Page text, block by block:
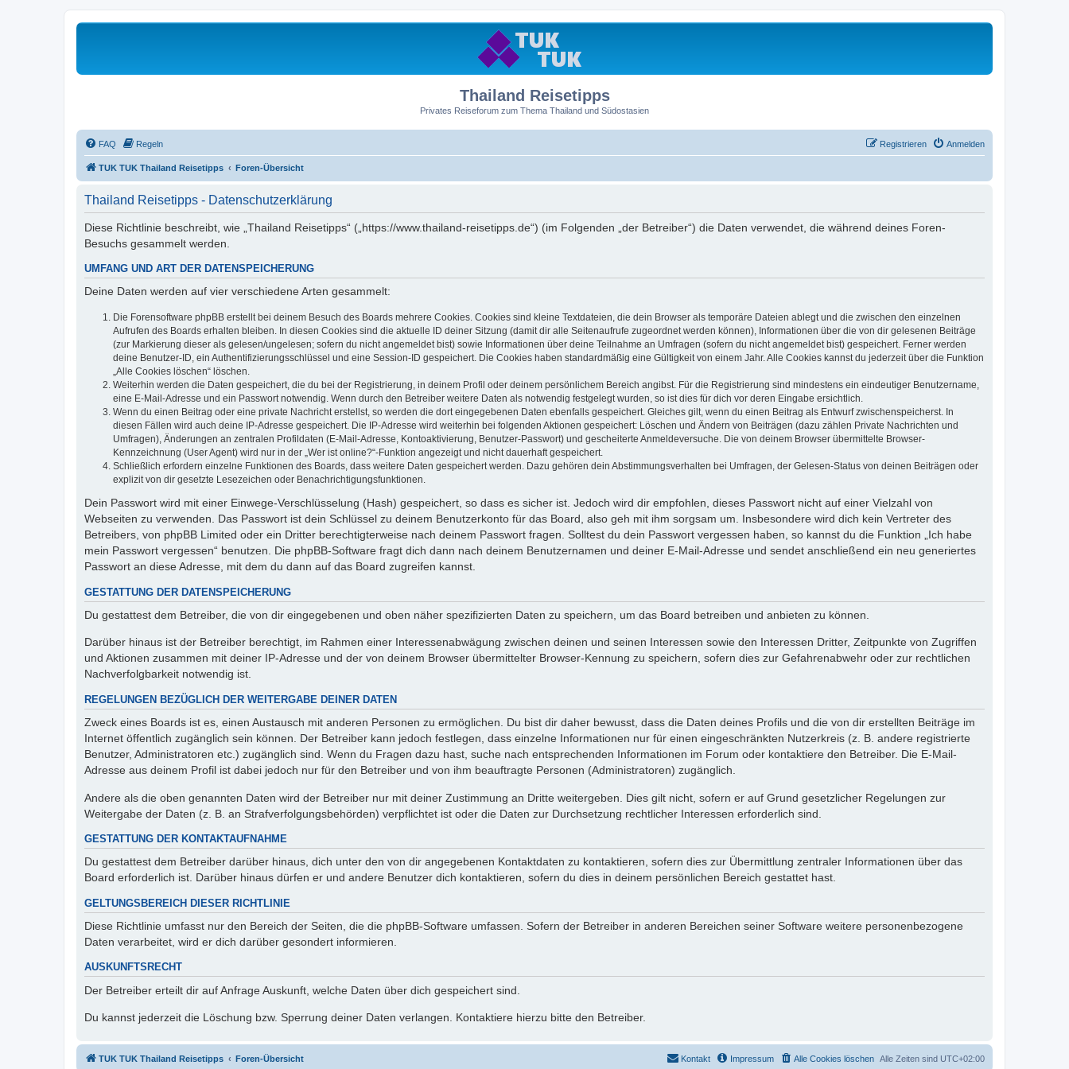
Thailand Reisetipps
Privates Reiseforum zum Thema Thailand und Südostasien
FAQ Regeln Anmelden
Registrieren
TUK TUK Thailand Reisetipps Foren-Übersicht
Thailand Reisetipps - Datenschutzerklärung
Diese Richtlinie beschreibt, wie „Thailand Reisetipps“ („https://www.thailand-reisetipps.de“) (im Folgenden „der Betreiber“) die Daten verwendet, die während deines Foren-
Besuchs gesammelt werden.
UMFANG UND ART DER DATENSPEICHERUNG
Deine Daten werden auf vier verschiedene Arten gesammelt:
Die Forensoftware phpBB erstellt bei deinem Besuch des Boards mehrere Cookies. Cookies sind kleine Textdateien, die dein Browser als temporäre Dateien ablegt und die zwischen den einzelnen
Aufrufen des Boards erhalten bleiben. In diesen Cookies sind die aktuelle ID deiner Sitzung (damit dir alle Seitenaufrufe zugeordnet werden können), Informationen über die von dir gelesenen Beiträge
(zur Markierung dieser als gelesen/ungelesen; sofern du nicht angemeldet bist) sowie Informationen über deine Teilnahme an Umfragen (sofern du nicht angemeldet bist) gespeichert. Ferner werden
deine Benutzer-ID, ein Authentifizierungsschlüssel und eine Session-ID gespeichert. Die Cookies haben standardmäßig eine Gültigkeit von einem Jahr. Alle Cookies kannst du jederzeit über die Funktion
„Alle Cookies löschen“ löschen.
Weiterhin werden die Daten gespeichert, die du bei der Registrierung, in deinem Profil oder deinem persönlichem Bereich angibst. Für die Registrierung sind mindestens ein eindeutiger Benutzername,
eine E-Mail-Adresse und ein Passwort notwendig. Wenn durch den Betreiber weitere Daten als notwendig festgelegt wurden, so ist dies für dich vor deren Eingabe ersichtlich.
Wenn du einen Beitrag oder eine private Nachricht erstellst, so werden die dort eingegebenen Daten ebenfalls gespeichert. Gleiches gilt, wenn du einen Beitrag als Entwurf zwischenspeicherst. In
diesen Fällen wird auch deine IP-Adresse gespeichert. Die IP-Adresse wird weiterhin bei folgenden Aktionen gespeichert: Löschen und Ändern von Beiträgen (dazu zählen Private Nachrichten und
Umfragen), Änderungen an zentralen Profildaten (E-Mail-Adresse, Kontoaktivierung, Benutzer-Passwort) und gescheiterte Anmeldeversuche. Die von deinem Browser übermittelte Browser-
Kennzeichnung (User Agent) wird nur in der „Wer ist online?“-Funktion angezeigt und nicht dauerhaft gespeichert.
Schließlich erfordern einzelne Funktionen des Boards, dass weitere Daten gespeichert werden. Dazu gehören dein Abstimmungsverhalten bei Umfragen, der Gelesen-Status von deinen Beiträgen oder
explizit von dir gesetzte Lesezeichen oder Benachrichtigungsfunktionen.
Dein Passwort wird mit einer Einwege-Verschlüsselung (Hash) gespeichert, so dass es sicher ist. Jedoch wird dir empfohlen, dieses Passwort nicht auf einer Vielzahl von
Webseiten zu verwenden. Das Passwort ist dein Schlüssel zu deinem Benutzerkonto für das Board, also geh mit ihm sorgsam um. Insbesondere wird dich kein Vertreter des
Betreibers, von phpBB Limited oder ein Dritter berechtigterweise nach deinem Passwort fragen. Solltest du dein Passwort vergessen haben, so kannst du die Funktion „Ich habe
mein Passwort vergessen“ benutzen. Die phpBB-Software fragt dich dann nach deinem Benutzernamen und deiner E-Mail-Adresse und sendet anschließend ein neu generiertes
Passwort an diese Adresse, mit dem du dann auf das Board zugreifen kannst.
GESTATTUNG DER DATENSPEICHERUNG
Du gestattest dem Betreiber, die von dir eingegebenen und oben näher spezifizierten Daten zu speichern, um das Board betreiben und anbieten zu können.
Darüber hinaus ist der Betreiber berechtigt, im Rahmen einer Interessenabwägung zwischen deinen und seinen Interessen sowie den Interessen Dritter, Zeitpunkte von Zugriffen
und Aktionen zusammen mit deiner IP-Adresse und der von deinem Browser übermittelter Browser-Kennung zu speichern, sofern dies zur Gefahrenabwehr oder zur rechtlichen
Nachverfolgbarkeit notwendig ist.
REGELUNGEN BEZÜGLICH DER WEITERGABE DEINER DATEN
Zweck eines Boards ist es, einen Austausch mit anderen Personen zu ermöglichen. Du bist dir daher bewusst, dass die Daten deines Profils und die von dir erstellten Beiträge im
Internet öffentlich zugänglich sein können. Der Betreiber kann jedoch festlegen, dass einzelne Informationen nur für einen eingeschränkten Nutzerkreis (z. B. andere registrierte
Benutzer, Administratoren etc.) zugänglich sind. Wenn du Fragen dazu hast, suche nach entsprechenden Informationen im Forum oder kontaktiere den Betreiber. Die E-Mail-
Adresse aus deinem Profil ist dabei jedoch nur für den Betreiber und von ihm beauftragte Personen (Administratoren) zugänglich.
Andere als die oben genannten Daten wird der Betreiber nur mit deiner Zustimmung an Dritte weitergeben. Dies gilt nicht, sofern er auf Grund gesetzlicher Regelungen zur
Weitergabe der Daten (z. B. an Strafverfolgungsbehörden) verpflichtet ist oder die Daten zur Durchsetzung rechtlicher Interessen erforderlich sind.
GESTATTUNG DER KONTAKTAUFNAHME
Du gestattest dem Betreiber darüber hinaus, dich unter den von dir angegebenen Kontaktdaten zu kontaktieren, sofern dies zur Übermittlung zentraler Informationen über das
Board erforderlich ist. Darüber hinaus dürfen er und andere Benutzer dich kontaktieren, sofern du dies in deinem persönlichen Bereich gestattet hast.
GELTUNGSBEREICH DIESER RICHTLINIE
Diese Richtlinie umfasst nur den Bereich der Seiten, die die phpBB-Software umfassen. Sofern der Betreiber in anderen Bereichen seiner Software weitere personenbezogene
Daten verarbeitet, wird er dich darüber gesondert informieren.
AUSKUNFTSRECHT
Der Betreiber erteilt dir auf Anfrage Auskunft, welche Daten über dich gespeichert sind.
Du kannst jederzeit die Löschung bzw. Sperrung deiner Daten verlangen. Kontaktiere hierzu bitte den Betreiber.
TUK TUK Thailand Reisetipps Foren-Übersicht Alle Zeiten sind UTC+02:00
Alle Cookies löschen
Impressum
Kontakt